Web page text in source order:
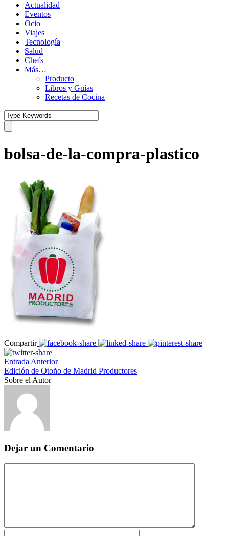
Actualidad
Eventos
Ocio
Viajes
Tecnología
Salud
Chefs
Más…
Producto
Libros y Guías
Recetas de Cocina
bolsa-de-la-compra-plastico
Compartir
Entrada Anterior
Edición de Otoño de Madrid Productores
Sobre el Autor
Dejar un Comentario